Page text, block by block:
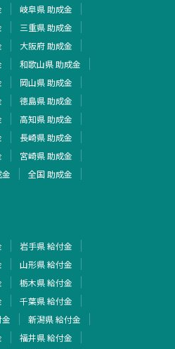
岐阜県 助成金
三重県 助成金
大阪府 助成金
和歌山県 助成金
岡山県 助成金
徳島県 助成金
高知県 助成金
長崎県 助成金
宮崎県 助成金
全国 助成金
岩手県 給付金
山形県 給付金
栃木県 給付金
千葉県 給付金
新潟県 給付金
福井県 給付金